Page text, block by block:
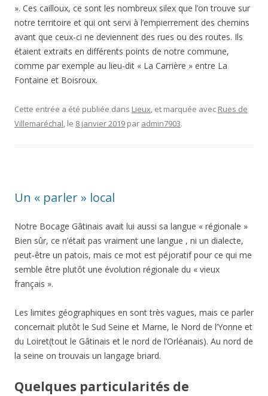
». Ces cailloux, ce sont les nombreux silex que l’on trouve sur
notre territoire et qui ont servi à l’empierrement des chemins
avant que ceux-ci ne deviennent des rues ou des routes. Ils
étaient extraits en différents points de notre commune,
comme par exemple au lieu-dit « La Carrière » entre La
Fontaine et Boisroux.
Cette entrée a été publiée dans Lieux, et marquée avec Rues de
Villemaréchal, le 8 janvier 2019 par admin7903.
Un « parler » local
Notre Bocage Gâtinais avait lui aussi sa langue « régionale »
Bien sûr, ce n’était pas vraiment une langue , ni un dialecte,
peut-être un patois, mais ce mot est péjoratif pour ce qui me
semble être plutôt une évolution régionale du « vieux
français ».
Les limites géographiques en sont très vagues, mais ce parler
concernait plutôt le Sud Seine et Marne, le Nord de l’Yonne et
du Loiret(tout le Gâtinais et le nord de l’Orléanais). Au nord de
la seine on trouvais un langage briard.
Quelques particularités de